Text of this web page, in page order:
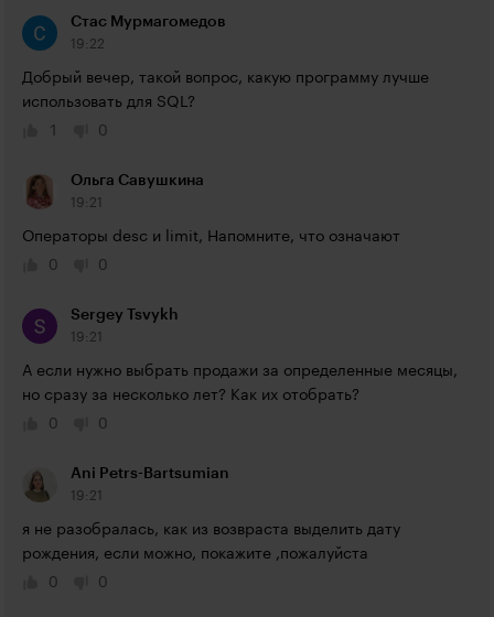
Стас Мурмагомедов
19:22
​Добрый вечер, такой вопрос, какую программу лучше
использовать для SQL?
1
0
Ольга Савушкина
19:21
Операторы desc и limit, Напомните, что означают
0
0
Sergey Tsvykh
19:21
А если нужно выбрать продажи за определенные месяцы,
но сразу за несколько лет? Как их отобрать?
0
0
Ani Petrs-Bartsumian
19:21
я не разобралась, как из возвраста выделить дату
рождения, если можно, покажите ,пожалуйста
0
0